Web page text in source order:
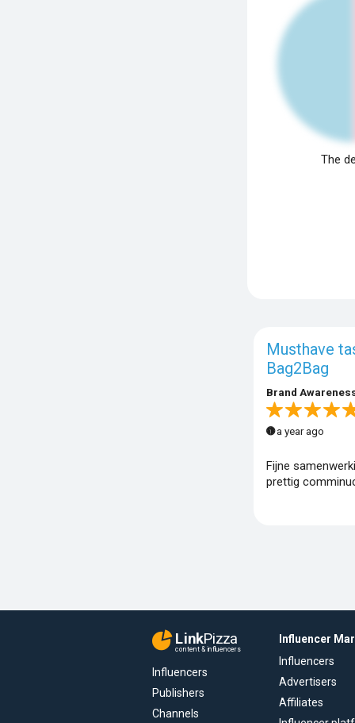
The
Musthave
Bag2Bag
Brand
a year ago
Fijne
prettig
LinkPizza
content & influencers
Influencers
Publishers
Channels
Influencer
Influencers
Advertisers
Affiliates